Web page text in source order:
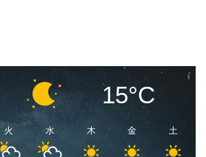
15°C
火 水 木 金 土